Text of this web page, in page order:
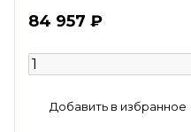
84 957 ₽